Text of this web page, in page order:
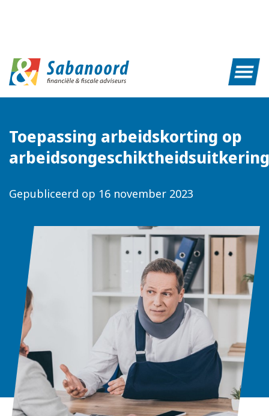
Toepassing arbeidskorting op
Gepubliceerd op 16 november 2023